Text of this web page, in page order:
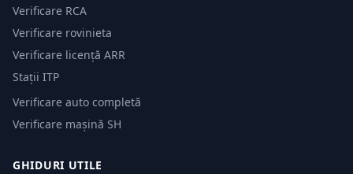
Verificare RCA
Verificare rovinieta
Verificare licență ARR
Stații ITP
Verificare auto completă
Verificare mașină SH
GHIDURI UTILE